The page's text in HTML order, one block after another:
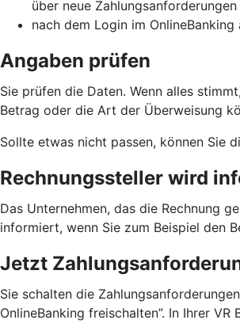
über neue
nach dem Login im
Angaben prüfen
Sie prüfen die Daten. Wenn alles
Betrag oder die Art der Überweisung
Sollte etwas nicht passen, können Sie
Rechnungssteller wird
Das Unternehmen, das die Rechnung
informiert, wenn Sie zum Beispiel den
Jetzt
Sie schalten die
OnlineBanking freischalten”. In Ihrer